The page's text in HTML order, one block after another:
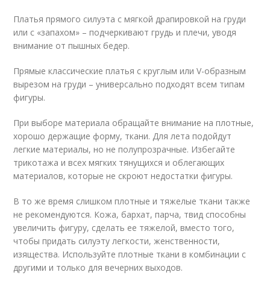
Платья прямого силуэта с мягкой драпировкой на груди
или с «запахом» – подчеркивают грудь и плечи, уводя
внимание от пышных бедер.
Прямые классические платья с круглым или V-образным
вырезом на груди – универсально подходят всем типам
фигуры.
При выборе материала обращайте внимание на плотные,
хорошо держащие форму, ткани. Для лета подойдут
легкие материалы, но не полупрозрачные. Избегайте
трикотажа и всех мягких тянущихся и облегающих
материалов, которые не скроют недостатки фигуры.
В то же время слишком плотные и тяжелые ткани также
не рекомендуются. Кожа, бархат, парча, твид способны
увеличить фигуру, сделать ее тяжелой, вместо того,
чтобы придать силуэту легкости, женственности,
изящества. Используйте плотные ткани в комбинации с
другими и только для вечерних выходов.